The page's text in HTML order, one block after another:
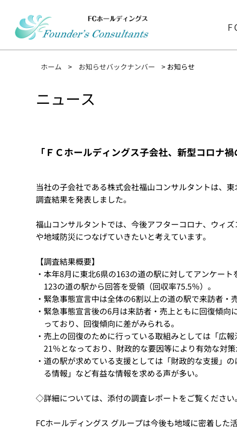
ホーム > お知らせバックナンバー > お知らせ
ニュース
「ＦＣホールディングス子会社、新型コロナ
当社の子会社である株式会社福山コンサルタントは、
調査結果を発表しました。
福山コンサルタントでは、今後アフターコロナ、ウィ
や地域防災につなげていきたいと考えています。
【調査結果概要】
・本年8月に東北6県の163の道の駅に対してアンケート
123の道の駅から回答を受領（回収率75.5％）。
・緊急事態宣言中は全体の6割以上の道の駅で来訪者・
・緊急事態宣言後の6月は来訪者・売上ともに回復傾
っており、回復傾向に差がみられる。
・売上の回復のために行っている取組みとしては「広
21％となっており、財政的な要因等により有効な対策
・道の駅が求めている支援としては「財政的な支援」
る情報」など有益な情報を求める声が多い。
◇詳細については、添付の調査レポートをご覧ください。
FCホールディングス グループは今後も地域に密着した